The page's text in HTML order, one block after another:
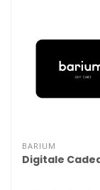
BARIUM
Digitale